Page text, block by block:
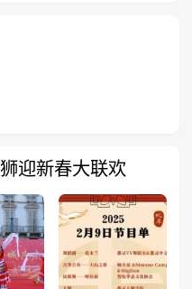
迎新春大联欢